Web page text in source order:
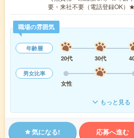
要・来社不要（電話登録OK
職場の雰囲気
年齢層
20代
30代
男女比率
女性
もっと見る
気になる! 応募へ進む